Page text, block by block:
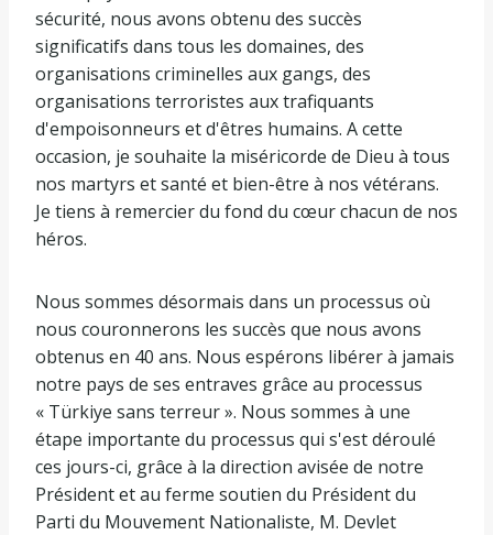
sécurité, nous avons obtenu des succès
significatifs dans tous les domaines, des
organisations criminelles aux gangs, des
organisations terroristes aux trafiquants
d'empoisonneurs et d'êtres humains. A cette
occasion, je souhaite la miséricorde de Dieu à tous
nos martyrs et santé et bien-être à nos vétérans.
Je tiens à remercier du fond du cœur chacun de nos
héros.
Nous sommes désormais dans un processus où
nous couronnerons les succès que nous avons
obtenus en 40 ans. Nous espérons libérer à jamais
notre pays de ses entraves grâce au processus
« Türkiye sans terreur ». Nous sommes à une
étape importante du processus qui s'est déroulé
ces jours-ci, grâce à la direction avisée de notre
Président et au ferme soutien du Président du
Parti du Mouvement Nationaliste, M. Devlet